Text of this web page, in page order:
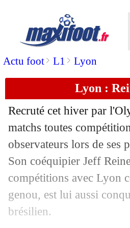
Actu foot> L1 > Lyon
Lyon :
Recruté cet hiver par
matchs toutes
observateurs lors de ses
Son coéquipier Jeff
compétitions avec Lyon
genou, est lui aussi
brésilien.
Milan:
07/04 Valladolid
07/04 Inter: le PSG
07/04 L1 : Riolo
07/04 Juve: De Ligt
07/04 PHOTOS: les
PSG: Kehrer et
07/04 Juve